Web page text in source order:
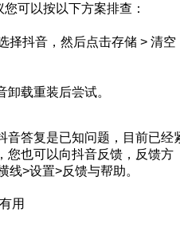
可以按以下方案排查：
择抖音，然后点击存储 > 清空
载重装后尝试。
音答复是已知问题，目前已经
您也可以向抖音反馈，反馈方
线>设置>反馈与帮助。
用